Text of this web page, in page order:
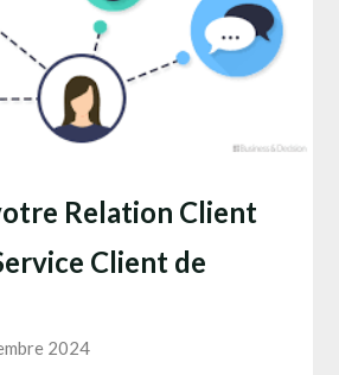
Relation Client
Client de
2024